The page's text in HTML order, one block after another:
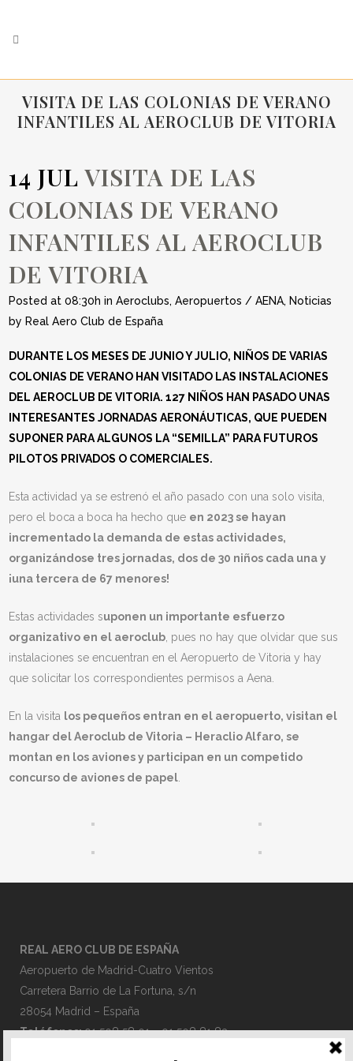
VISITA DE LAS COLONIAS DE VERANO
INFANTILES AL AEROCLUB DE VITORIA
14 JUL VISITA DE LAS
COLONIAS DE VERANO
INFANTILES AL AEROCLUB
DE VITORIA
Posted at 08:30h inAeroclubs,Aeropuertos / AENA, Noticias
by Real Aero Club de España
DURANTE LOS MESES DE JUNIO Y JULIO, NIÑOS DE VARIAS
COLONIAS DE VERANO HAN VISITADO LAS INSTALACIONES
DEL AEROCLUB DE VITORIA. 127 NIÑOS HAN PASADO UNAS
INTERESANTES JORNADAS AERONÁUTICAS, QUE PUEDEN
SUPONER PARA ALGUNOS LA “SEMILLA” PARA FUTUROS
PILOTOS PRIVADOS O COMERCIALES.
Esta actividad ya se estrenó el año pasado con una solo visita,
pero el boca a boca ha hecho que en 2023 se hayan
incrementado la demanda de estas actividades,
organizándose tres jornadas, dos de 30 niños cada una y
¡una tercera de 67 menores!
Estas actividades suponen un importante esfuerzo
organizativo en el aeroclub , pues no hay que olvidar que sus
instalaciones se encuentran en el Aeropuerto de Vitoria y hay
que solicitar los correspondientes permisos a Aena.
En la visita los pequeños entran en el aeropuerto, visitan el
hangar del Aeroclub de Vitoria – Heraclio Alfaro, se
montan en los aviones y participan en un competido
concurso de aviones de papel
REAL AERO CLUB DE ESPAÑA
Aeropuerto de Madrid-Cuatro Vientos
Carretera Barrio de La Fortuna, s/n
28054 Madrid – España
Teléfonos:91 508 58 01 – 91 508 81 83